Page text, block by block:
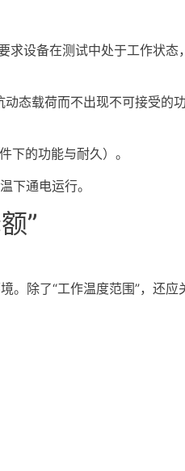
求设备在测试中处于工作状态
态载荷而不出现不可接受的
的功能与耐久）。
下通电运行。
”
除了“工作温度范围”，还应